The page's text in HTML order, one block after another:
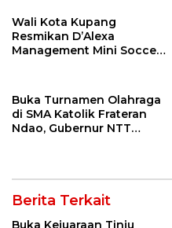
Wali Kota Kupang
Resmikan D’Alexa
Management Mini Soccer
Generasi Muda
Buka Turnamen Olahraga
di SMA Katolik Frateran
Ndao, Gubernur NTT
Berita Terkait